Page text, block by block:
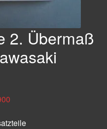
2. Übermaß